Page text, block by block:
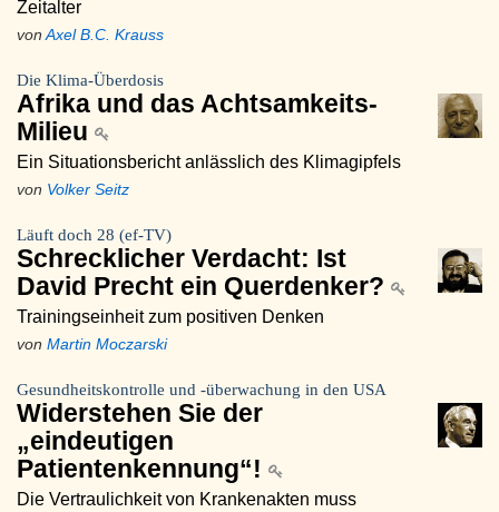
Zeitalter
von Axel B.C. Krauss
Die Klima-Überdosis
Afrika und das Achtsamkeits-
Milieu
Ein Situationsbericht anlässlich des Klimagipfels
von Volker Seitz
Läuft doch 28 (ef-TV)
Schrecklicher Verdacht: Ist
David Precht ein Querdenker?
Trainingseinheit zum positiven Denken
von Martin Moczarski
Gesundheitskontrolle und -überwachung in den USA
Widerstehen Sie der
„eindeutigen
Patientenkennung“!
Die Vertraulichkeit von Krankenakten muss